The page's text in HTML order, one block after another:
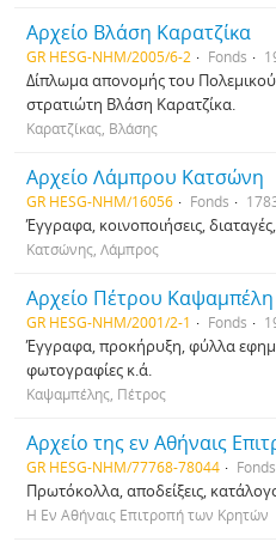
Αρχείο Βλάση Καρατζίκα
GR HESG-NHM/2005/6-2 Fonds
Δίπλωμα απονομής του
στρατιώτη Βλάση Καρατζίκα.
Καρατζίκας, Βλάσης
Αρχείο Λάμπρου Κατσώνη
GR HESG-NHM/16056 Fonds
Έγγραφα, κοινοποιήσεις,
Κατσώνης, Λάμπρος
Αρχείο Πέτρου Καψαμπέλη
GR HESG-NHM/2001/2-1 Fonds
Έγγραφα, προκήρυξη, φύλλα
φωτογραφίες κ.ά.
Καψαμπέλης, Πέτρος
Αρχείο της εν Αθήναις
GR HESG-NHM/77768-78044 Fonds
Πρωτόκολλα, αποδείξεις,
Η Εν Αθήναις Επιτροπή των Κρητών